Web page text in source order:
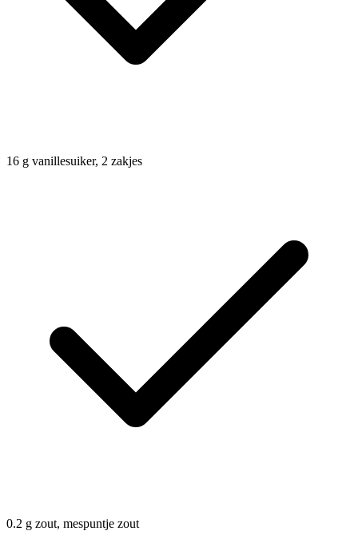
16 g vanillesuiker, 2 zakjes
0.2 g zout, mespuntje zout